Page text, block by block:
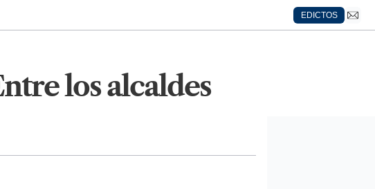
EDICTOS
los alcaldes